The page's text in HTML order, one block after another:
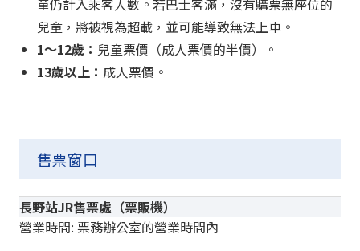
童仍計入乘客人數。若巴士客滿，沒有購票無座位的
兒童，將被視為超載，並可能導致無法上車。
1～12歲： 兒童票價（成人票價的半價）。
13歲以上： 成人票價。
售票窗口
長野站JR售票處（票販機）
營業時間: 票務辦公室的營業時間內